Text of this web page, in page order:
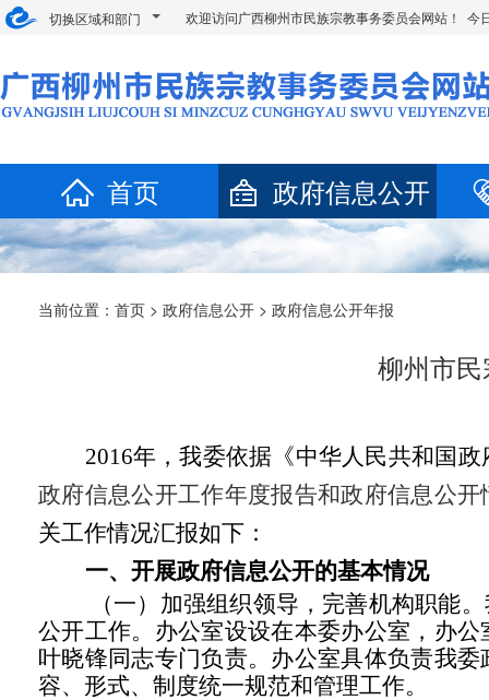
切换区域和部门 欢迎访问广西柳州市民族宗教事务委员会网站！ 今
首页 政府信息公开
当前位置： 首页 > 政府信息公开 > 政府信息公开年报
柳州市
2016年，我委依据《中华人民共和国
政府信息公开工作年度报告和政府信息公
关工作情况汇报如下：
一、开展政府信息公开的基本情况
（一）加强组织领导，完善机构职能
公开工作。办公室设设在本委办公室，办
叶晓锋同志专门负责。办公室具体负责我
容、形式、制度统一规范和管理工作。